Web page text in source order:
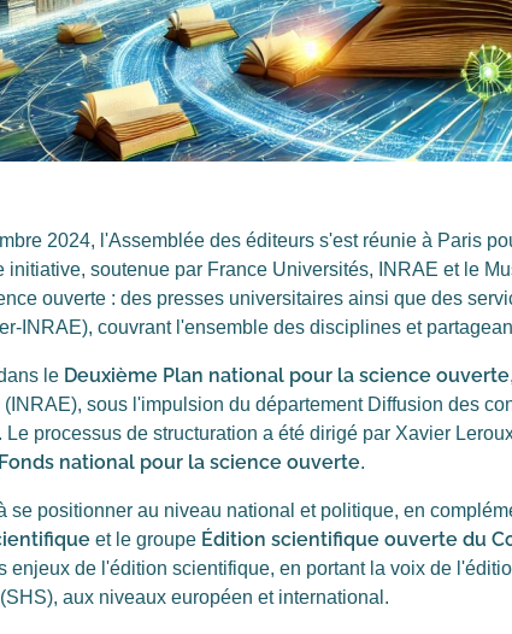
2024, l'Assemblée des éditeurs s'est réunie à Paris
initiative, soutenue par France Universités, INRAE et le
ouverte : des presses universitaires ainsi que des
INRAE), couvrant l'ensemble des disciplines et
le Deuxième Plan national pour la science ouverte
(INRAE), sous l'impulsion du département Diffusion des
Le processus de structuration a été dirigé par Xavier
Fonds national pour la science ouverte.
se positionner au niveau national et politique, en
et le groupe Édition scientifique ouverte du
enjeux de l'édition scientifique, en portant la voix de
aux niveaux européen et international.